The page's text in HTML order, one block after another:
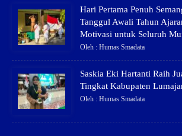
Hari Pertama Penuh
Tanggul Awali Tahun
Motivasi untuk Seluruh
Oleh : Humas Smadata
Saskia Eki Hartanti Raih
Tingkat Kabupaten
Oleh : Humas Smadata